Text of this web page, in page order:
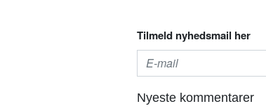
Tilmeld nyhedsmail her
Nyeste kommentarer